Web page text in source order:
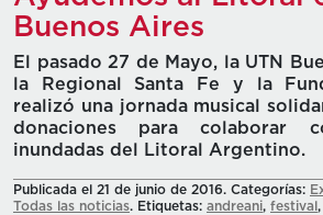
Buenos Aires
El pasado 27 de Mayo, la UTN
la Regional Santa Fe y la
realizó una jornada musical
donaciones para colaborar
inundadas del Litoral Argentino.
Publicada el 21 de junio de 2016. Categorías:
Todas las noticias. Etiquetas: andreani, festival ,